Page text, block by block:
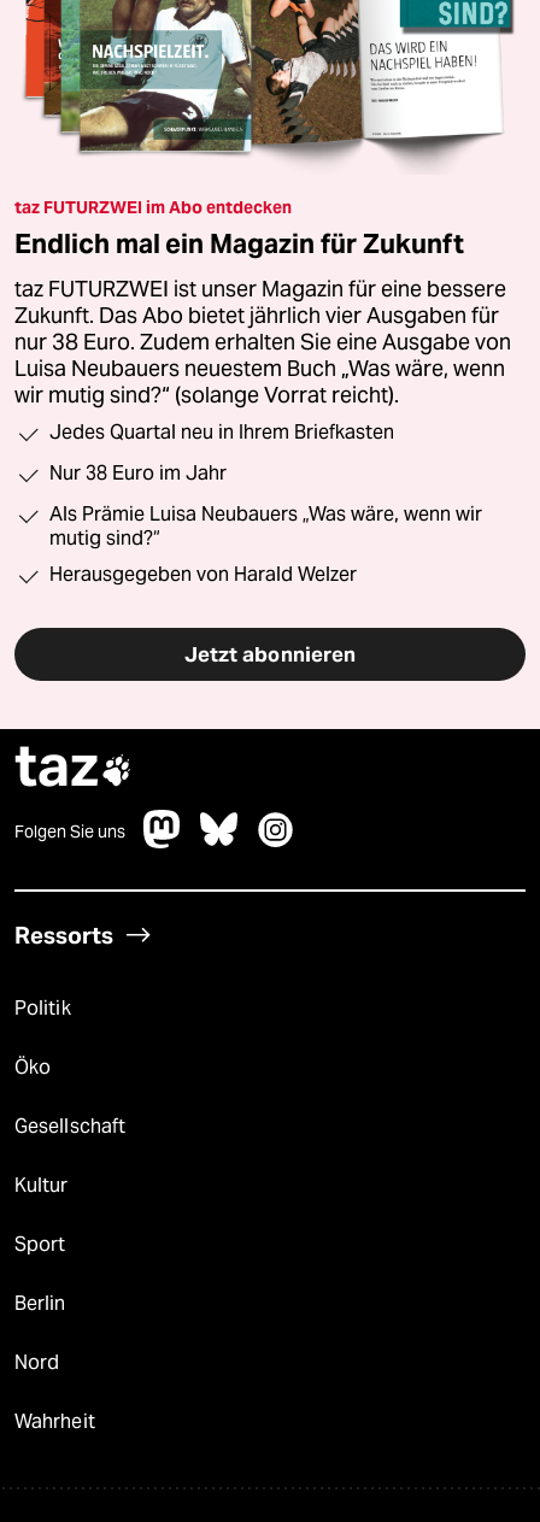
taz FUTURZWEI im Abo entdecken
Endlich mal ein Magazin für Zukunft
taz FUTURZWEI ist unser Magazin für eine bessere
Zukunft. Das Abo bietet jährlich vier Ausgaben für
nur 38 Euro. Zudem erhalten Sie eine Ausgabe von
Luisa Neubauers neuestem Buch „Was wäre, wenn
wir mutig sind?“ (solange Vorrat reicht).
Jedes Quartal neu in Ihrem Briefkasten
Nur 38 Euro im Jahr
Als Prämie Luisa Neubauers „Was wäre, wenn wir
mutig sind?“
Herausgegeben von Harald Welzer
Jetzt abonnieren
taz
Folgen Sie uns
Ressorts
Politik
Öko
Gesellschaft
Kultur
Sport
Berlin
Nord
Wahrheit